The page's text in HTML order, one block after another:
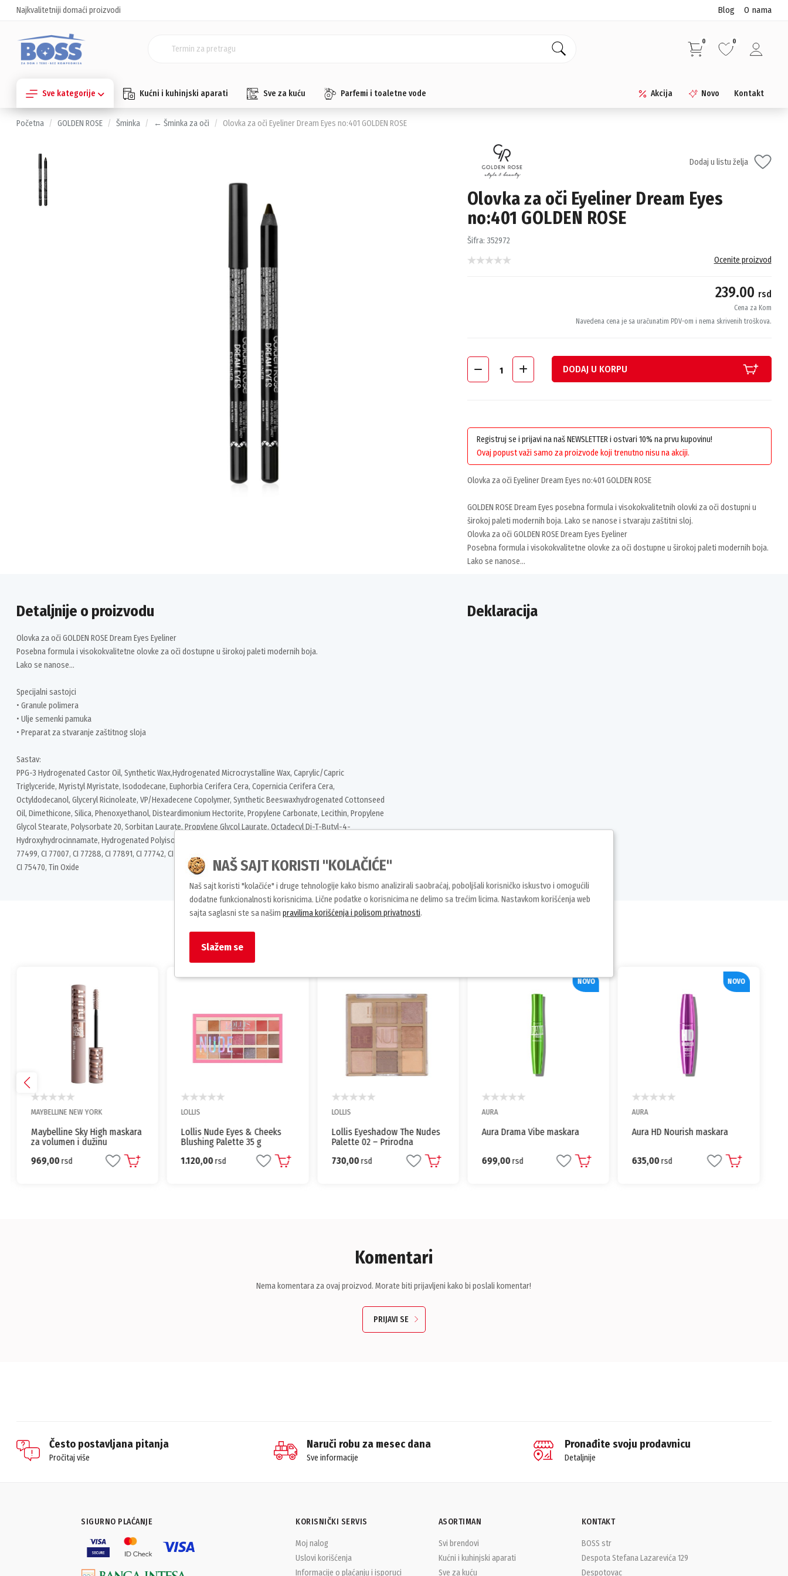
Najkvalitetniji domaći proizvodi Blog O nama
0 0
Sve kategorije Kućni i kuhinjski aparati Sve za kuću Parfemi i toaletne vode Akcija Novo Kontakt
Početna GOLDEN ROSE Šminka ← Šminka za oči Olovka za oči Eyeliner Dream Eyes no:401 GOLDEN ROSE
Dodaj u listu želja
Olovka za oči Eyeliner Dream Eyes
no:401 GOLDEN ROSE
Šifra: 352972
Ocenite proizvod
239.00 rsd
Cena za Kom
Navedena cena je sa uračunatim PDV-om i nema skrivenih troškova.
DODAJ U KORPU
Registruj se i prijavi na naš NEWSLETTER i ostvari 10% na prvu kupovinu!
Ovaj popust važi samo za proizvode koji trenutno nisu na akciji.
Olovka za oči Eyeliner Dream Eyes no:401 GOLDEN ROSE
GOLDEN ROSE Dream Eyes posebna formula i visokokvalitetnih olovki za oči dostupni u
širokoj paleti modernih boja. Lako se nanose i stvaraju zaštitni sloj.
Olovka za oči GOLDEN ROSE Dream Eyes Eyeliner
Posebna formula i visokokvalitetne olovke za oči dostupne u širokoj paleti modernih boja.
Lako se nanose…
Detaljnije o proizvodu
Olovka za oči GOLDEN ROSE Dream Eyes Eyeliner
Posebna formula i visokokvalitetne olovke za oči dostupne u širokoj paleti modernih boja.
Lako se nanose…
Specijalni sastojci
• Granule polimera
• Ulje semenki pamuka
• Preparat za stvaranje zaštitnog sloja
Sastav:
PPG-3 Hydrogenated Castor Oil, Synthetic Wax,Hydrogenated Microcrystalline Wax, Caprylic/Capric
Triglyceride, Myristyl Myristate, Isododecane, Euphorbia Cerifera Cera, Copernicia Cerifera Cera,
Octyldodecanol, Glyceryl Ricinoleate, VP/Hexadecene Copolymer, Synthetic Beeswaxhydrogenated Cottonseed
Oil, Dimethicone, Silica, Phenoxyethanol, Disteardimonium Hectorite, Propylene Carbonate, Lecithin, Propylene
Glycol Stearate, Polysorbate 20, Sorbitan Laurate, Propylene Glycol Laurate, Octadecyl Di-T-Butyl-4-
Hydroxyhydrocinnamate, Hydrogenated Polyisobutene, Palmitic Acid, Benzoic Acid, May Contain; Mica, CI
77499, CI 77007, CI 77288, CI 77891, CI 77742, CI 77491, CI 77492, CI 77510, CI 42090, CI 77000, CI 19140, CI 77289,
CI 75470, Tin Oxide
Deklaracija
MAYBELLINE NEW YORK
Maybelline Sky High maskara
za volumen i dužinu
969,00rsd
LOLLIS
Lollis Nude Eyes & Cheeks
Blushing Palette 35 g
1.120,00rsd
LOLLIS
Lollis Eyeshadow The Nudes
Palette 02 – Prirodna
Elegancija za Svaki Dan
730,00rsd
NOVO
AURA
Aura Drama Vibe maskara
699,00rsd
NOVO
AURA
Aura HD Nourish maskara
635,00rsd
Komentari
Nema komentara za ovaj proizvod. Morate biti prijavljeni kako bi poslali komentar!
PRIJAVI SE
Često postavljana pitanja
Pročitaj više
Naruči robu za mesec dana
Sve informacije
Pronađite svoju prodavnicu
Detaljnije
SIGURNO PLAĆANJE KORISNIČKI SERVIS
Moj nalog
Uslovi korišćenja
Informacije o plaćanju i isporuci
ASORTIMAN
Svi brendovi
Kućni i kuhinjski aparati
Sve za kuću
KONTAKT
BOSS str
Despota Stefana Lazarevića 129
Despotovac
NAŠ SAJT KORISTI "KOLAČIĆE"
Naš sajt koristi "kolačiće" i druge tehnologije kako bismo analizirali saobraćaj, poboljšali korisničko iskustvo i omogućili
dodatne funkcionalnosti korisnicima. Lične podatke o korisnicima ne delimo sa trećim licima. Nastavkom korišćenja web
sajta saglasni ste sa našim pravilima korišćenja i polisom privatnosti.
Slažem se